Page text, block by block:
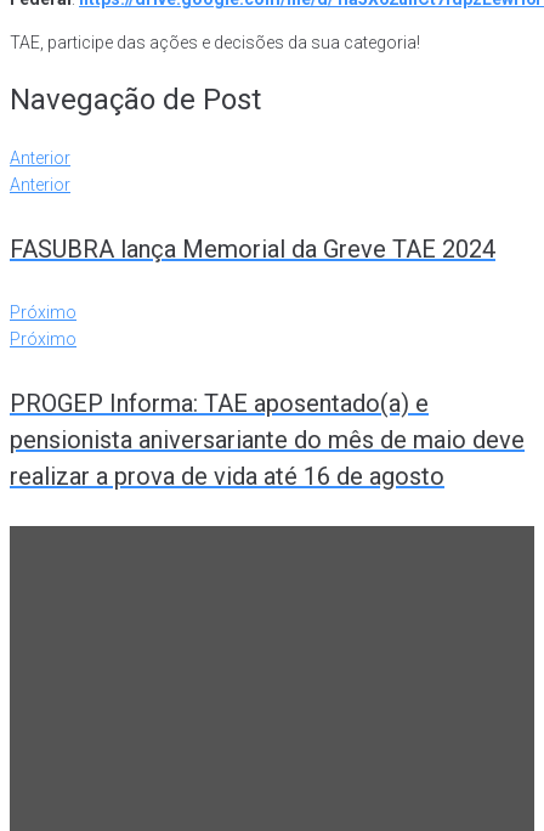
TAE, participe das ações e decisões da sua categoria!
Navegação de Post
Anterior
Anterior
FASUBRA lança Memorial da Greve TAE 2024
Próximo
Próximo
PROGEP Informa: TAE aposentado(a) e
pensionista aniversariante do mês de maio deve
realizar a prova de vida até 16 de agosto